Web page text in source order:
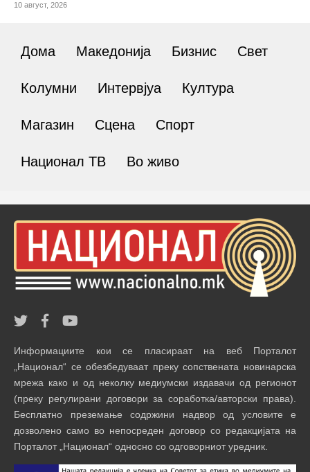
10 август, 2026
Дома Македонија Бизнис Свет
Колумни Интервјуа Култура
Магазин Сцена Спорт
Национал ТВ Во живо
Информациите кои се пласираат на веб Порталот
„Национал“ се обезбедуваат преку сопствената новинарска
мрежа како и од неколку медиумски издавачи од регионот
(преку регулирани договори за соработка/авторски права).
Бесплатно преземање содржини надвор од условите е
дозволено само во непосреден договор со редакцијата на
Порталот „Национал“ односно со одговорниот уредник.